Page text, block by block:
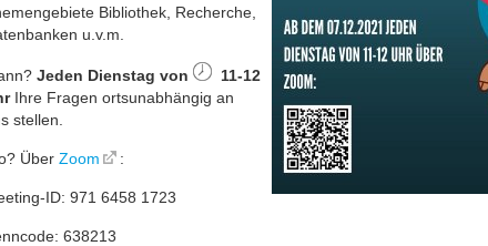
Bibliothek, Recherche,
u.v.m.
Jeden Dienstag von
11-12
Ihre Fragen ortsunabhängig an
stellen.
Über Zoom :
ID: 971 6458 1723
638213